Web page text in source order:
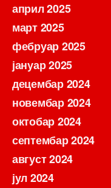
април 2025
март 2025
фебруар 2025
јануар 2025
децембар 2024
новембар 2024
октобар 2024
септембар 2024
август 2024
јул 2024